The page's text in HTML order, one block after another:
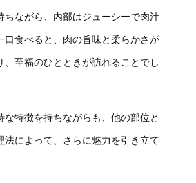
ちながら、内部はジューシーで肉汁
口食べると、肉の旨味と柔らかさが
、至福のひとときが訪れることでし
な特徴を持ちながらも、他の部位と
法によって、さらに魅力を引き立て